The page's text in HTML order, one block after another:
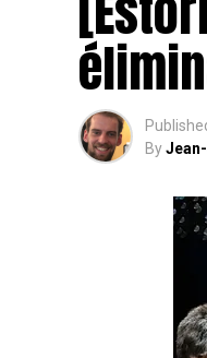
«
Mais il
Après
By